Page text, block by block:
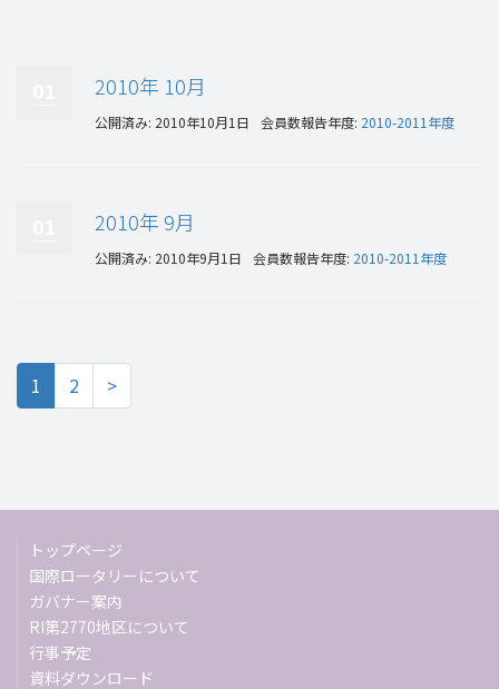
2010年 10月
公開済み: 2010年10月1日 会員数報告年度: 2010-2011年度
2010年 9月
公開済み: 2010年9月1日 会員数報告年度: 2010-2011年度
1 2 >
トップページ
国際ロータリーについて
ガバナー案内
RI第2770地区について
行事予定
資料ダウンロード